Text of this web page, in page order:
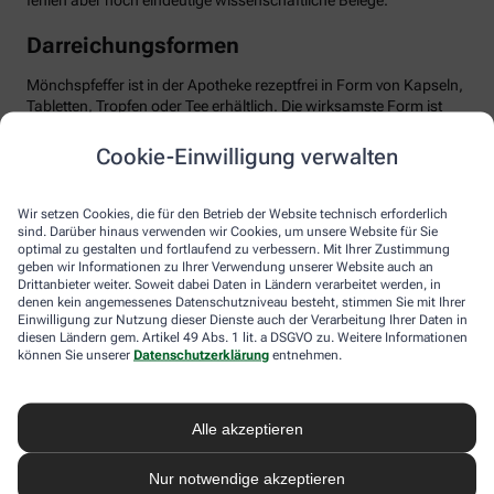
Cookie-Einwilligung verwalten
Wir setzen Cookies, die für den Betrieb der Website technisch erforderlich
sind. Darüber hinaus verwenden wir Cookies, um unsere Website für Sie
optimal zu gestalten und fortlaufend zu verbessern. Mit Ihrer Zustimmung
geben wir Informationen zu Ihrer Verwendung unserer Website auch an
Drittanbieter weiter. Soweit dabei Daten in Ländern verarbeitet werden, in
denen kein angemessenes Datenschutzniveau besteht, stimmen Sie mit Ihrer
Einwilligung zur Nutzung dieser Dienste auch der Verarbeitung Ihrer Daten in
diesen Ländern gem. Artikel 49 Abs. 1 lit. a DSGVO zu. Weitere Informationen
können Sie unserer Datenschutzerklärung entnehmen.
Alle akzeptieren
Nur notwendige akzeptieren
Darreichungsformen
Mönchspfeffer ist in der Apotheke rezeptfrei in Form von Kapseln,
Tabletten, Tropfen oder Tee erhältlich. Die wirksamste Form ist
mg pro Tag. Wichtig: Man sollte Geduld haben und das Präparat
mindestens über drei Menstruationszyklen einnehmen, bis sich
Regel gut verträglich. Dennoch sollten Sie die Anwendung ärztlich
besprechen, besonders bei gleichzeitiger Einnahme von
Medikamenten, die auf Dopamin-Rezeptoren wirken,
beispielsweise bei psychischen Erkrankungen. Ebenso sollte
Mönchspfeffer nicht in Schwangerschaft oder Stillzeit
eingenommen werden, da er u.a. die Milchproduktion stören
kann.